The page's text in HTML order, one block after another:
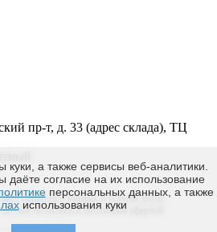
пр-т, д. 33 (адрес склада), ТЦ
stemru.ru о товарах и услугах носит
себе не является публичной офертой.
а также сервисы веб-аналитики.
даёте согласие на их использование
персональных данных, а также
использования куки